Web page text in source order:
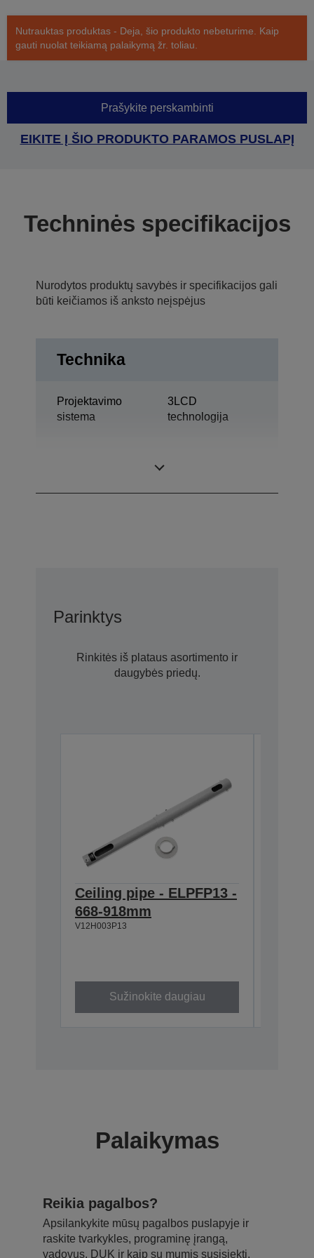
Nutrauktas produktas - Deja, šio produkto nebeturime. Kaip
gauti nuolat teikiamą palaikymą žr. toliau.
Prašykite perskambinti
EIKITE Į ŠIO PRODUKTO PARAMOS PUSLAPĮ
Techninės specifikacijos
Nurodytos produktų savybės ir specifikacijos gali
būti keičiamos iš anksto neįspėjus
Technika
Projektavimo
sistema
3LCD
technologija
Parinktys
Rinkitės iš plataus asortimento ir
daugybės priedų.
Ceiling pipe - ELPFP13 -
668-918mm
V12H003P13
Sužinokite daugiau
Palaikymas
Reikia pagalbos?
Apsilankykite mūsų pagalbos puslapyje ir
raskite tvarkykles, programinę įrangą,
vadovus, DUK ir kaip su mumis susisiekti.